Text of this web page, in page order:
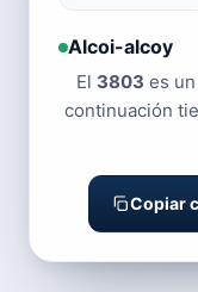
Alcoi-alcoy
El 3803 es
continuación
Copiar